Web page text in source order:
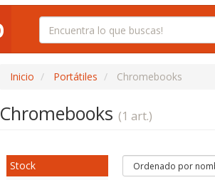
Inicio Portátiles Chromebooks
Chromebooks (1 art.)
Stock